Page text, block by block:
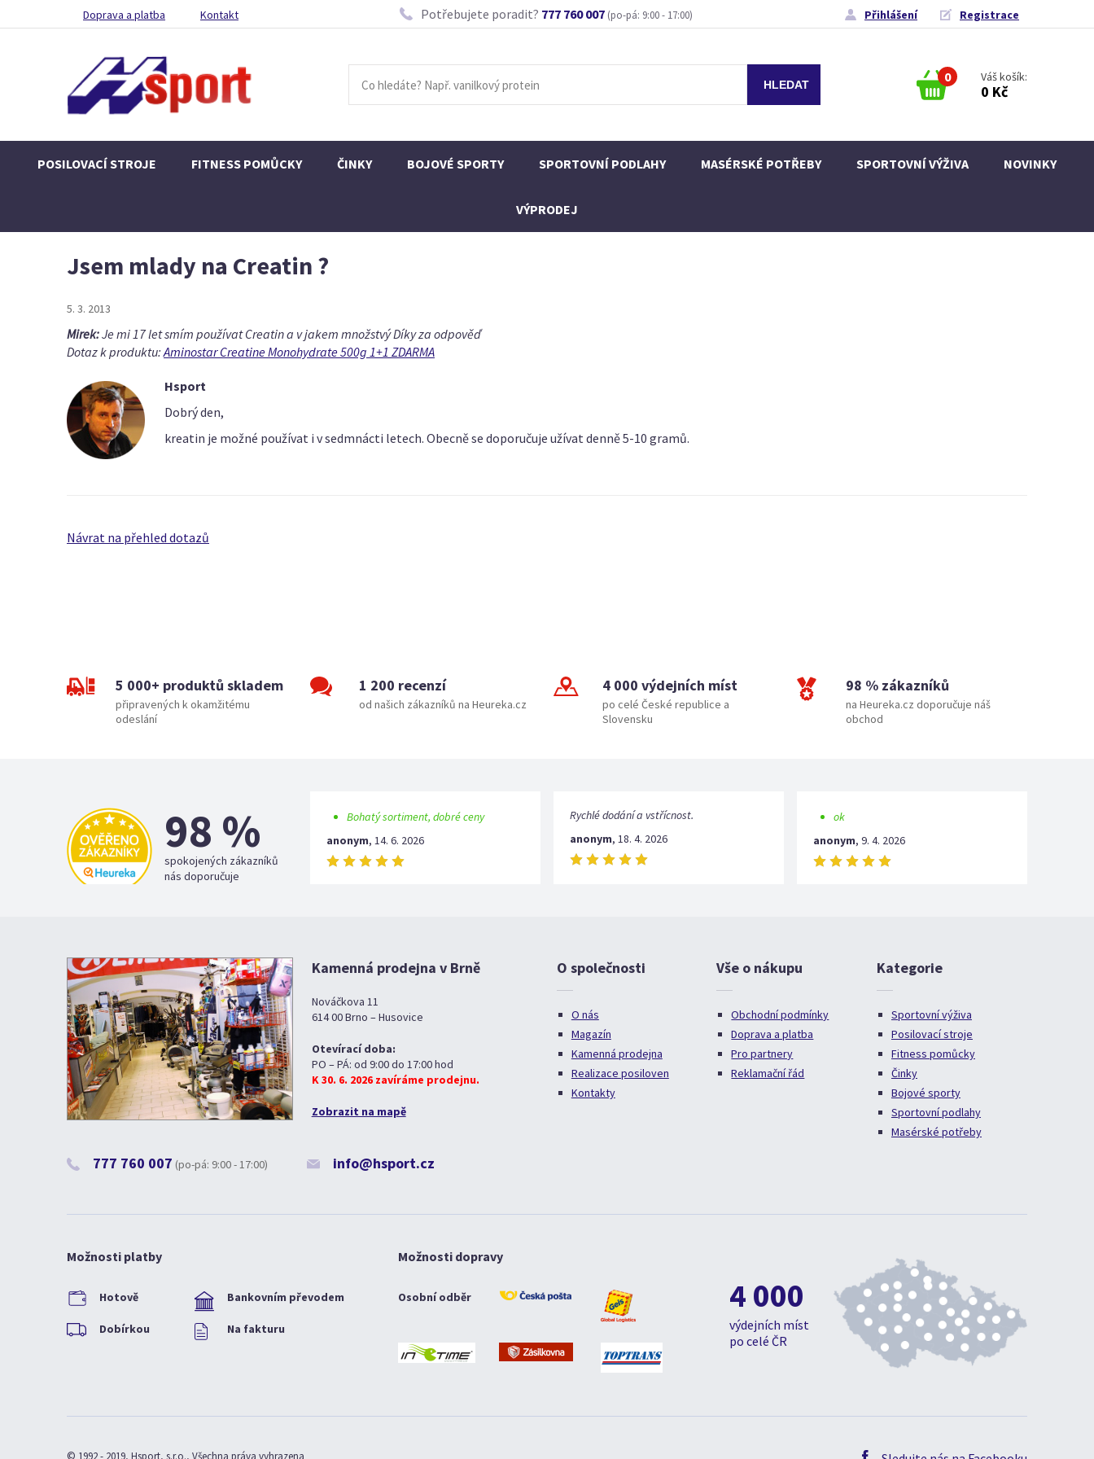
Doprava a platba Kontakt Potřebujete poradit? 777 760 007 (po-pá: 9:00 - 17:00) Přihlášení Registrace
0 Váš košík:
0 Kč
POSILOVACÍ STROJE FITNESS POMŮCKY ČINKY BOJOVÉ SPORTY SPORTOVNÍ PODLAHY MASÉRSKÉ POTŘEBY SPORTOVNÍ VÝŽIVA NOVINKY
VÝPRODEJ
Jsem mlady na Creatin ?
5. 3. 2013
Mirek:Je mi 17 let smím používat Creatin a v jakem množstvý Díky za odpověď
Dotaz k produktu:Aminostar Creatine Monohydrate 500g 1+1 ZDARMA
Hsport
Dobrý den,
kreatin je možné používat i v sedmnácti letech. Obecně se doporučuje užívat denně 5-10 gramů.
Návrat na přehled dotazů
5 000+ produktů skladem
připravených k okamžitému
odeslání
1 200 recenzí
od našich zákazníků na Heureka.cz
4 000 výdejních míst
po celé České republice a
Slovensku
98 % zákazníků
na Heureka.cz doporučuje náš
obchod
98 %
spokojených zákazníků
nás doporučuje
Bohatý sortiment, dobré ceny
anonym, 14. 6. 2026
Rychlé dodání a vstřícnost.
anonym, 18. 4. 2026
ok
anonym, 9. 4. 2026
Kamenná prodejna v Brně
Nováčkova 11
614 00 Brno – Husovice
Otevírací doba:
PO – PÁ: od 9:00 do 17:00 hod
K 30. 6. 2026 zavíráme prodejnu.
Zobrazit na mapě
777 760 007 (po-pá: 9:00 - 17:00) info@hsport.cz
O společnosti
O nás
Magazín
Kamenná prodejna
Realizace posiloven
Kontakty
Vše o nákupu
Obchodní podmínky
Doprava a platba
Pro partnery
Reklamační řád
Kategorie
Sportovní výživa
Posilovací stroje
Fitness pomůcky
Činky
Bojové sporty
Sportovní podlahy
Masérské potřeby
Možnosti platby
Hotově Bankovním převodem
Dobírkou Na fakturu
Možnosti dopravy
Osobní odběr 4 000
výdejních míst
po celé ČR
© 1992 - 2019, Hsport, s.r.o., Všechna práva vyhrazena